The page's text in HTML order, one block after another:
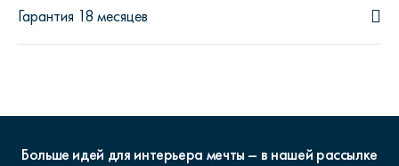
Гарантия 18 месяцев
Больше идей для интерьера мечты – в нашей рассылке